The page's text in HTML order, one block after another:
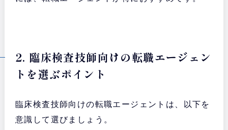
2. 臨床検査技師向けの転職エージェン
トを選ぶポイント
臨床検査技師向けの転職エージェントは、以下を
意識して選びましょう。